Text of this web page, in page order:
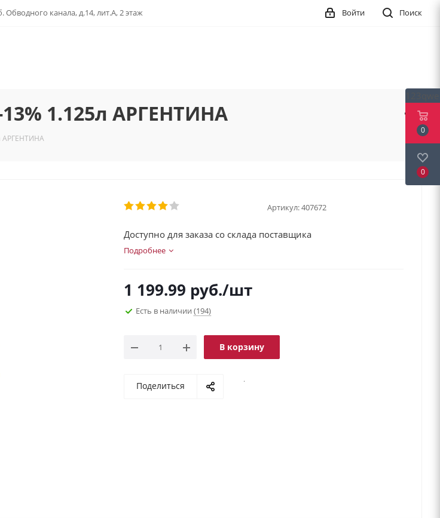
Обводного канала, д.14, лит.А, 2 этаж Поиск
Войти
1.125л АРГЕНТИНА
АРГЕНТИНА
Артикул:407672
Доступно для заказа со склада поставщика
Подробнее
1 199.99 руб./шт
Есть в наличии (194)
В корзину
Поделиться
.
0
0